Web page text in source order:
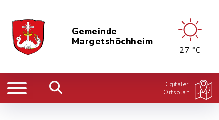
Gemeinde
Margetshöchheim
27 °C
Digitaler
Ortsplan